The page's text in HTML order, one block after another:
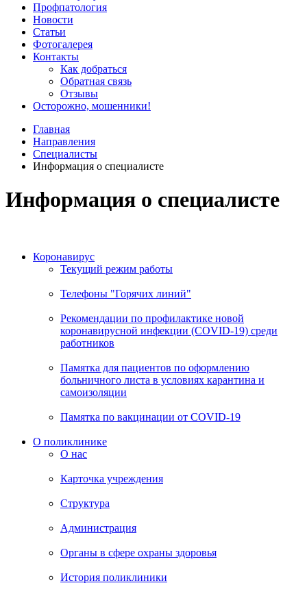
Профпатология
Новости
Статьи
Фотогалерея
Контакты
Как добраться
Обратная связь
Отзывы
Осторожно, мошенники!
Главная
Направления
Специалисты
Информация о специалисте
Информация о специалисте
Коронавирус
Текущий режим работы
Телефоны "Горячих линий"
Рекомендации по профилактике новой
коронавирусной инфекции (COVID-19) среди
работников
Памятка для пациентов по оформлению
больничного листа в условиях карантина и
самоизоляции
Памятка по вакцинации от COVID-19
О поликлинике
О нас
Карточка учреждения
Структура
Администрация
Органы в сфере охраны здоровья
История поликлиники